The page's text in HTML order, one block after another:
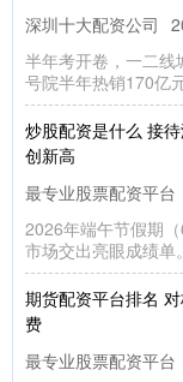
深圳十大配资公司
半年考开卷，一二线
号院半年热销170亿
炒股配资是什么 接
创新高
最专业股票配资平台
2026年端午节假期
市场交出亮眼成绩单
期货配资平台排名
费
最专业股票配资平台